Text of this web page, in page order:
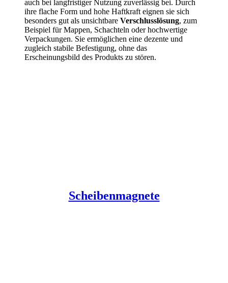
auch bei langfristiger Nutzung zuverlässig bei. Durch
ihre flache Form und hohe Haftkraft eignen sie sich
besonders gut als unsichtbare Verschlusslösung, zum
Beispiel für Mappen, Schachteln oder hochwertige
Verpackungen. Sie ermöglichen eine dezente und
zugleich stabile Befestigung, ohne das
Erscheinungsbild des Produkts zu stören.
Scheibenmagnete